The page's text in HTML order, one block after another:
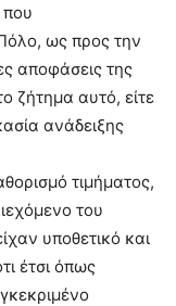
που
ως προς την
αποφάσεις της
ζήτημα αυτό, είτε
ανάδειξης
τιμήματος,
του
υποθετικό και
έτσι όπως